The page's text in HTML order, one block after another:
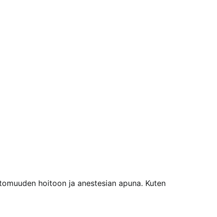
hoitoon ja anestesian apuna. Kuten